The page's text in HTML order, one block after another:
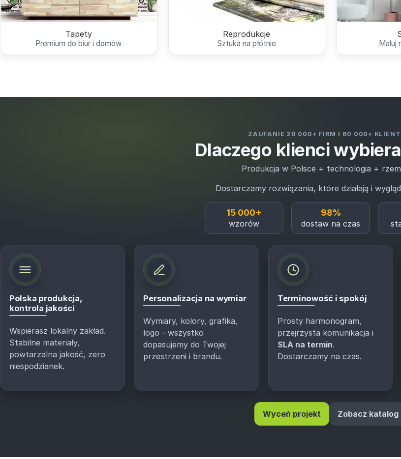
Tapety
Premium do biur i domów
Reprodukcje
Sztuka na płótnie Maluj
ZAUFANIE 20 000+ FIRM I 60 000+
Dlaczego klienci
Produkcja w Polsce + technologia +
Dostarczamy rozwiązania, które działają i
15 000+
wzorów
98%
dostaw na czas
Polska produkcja,
kontrola jakości
Wspierasz lokalny zakład.
Stabilne materiały,
powtarzalna jakość, zero
niespodzianek.
Personalizacja na wymiar
Wymiary, kolory, grafika,
logo - wszystko
dopasujemy do Twojej
przestrzeni i brandu.
Terminowość i spokój
Prosty harmonogram,
przejrzysta komunikacja i
SLA na termin.
Dostarczamy na czas.
Wyceń projekt Zobacz katalog